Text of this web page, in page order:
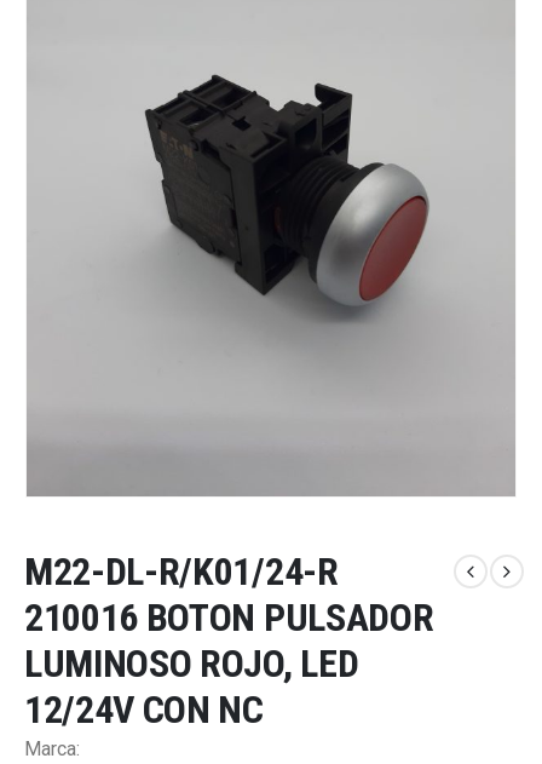
M22-DL-R/K01/24-R
210016 BOTON PULSADOR
LUMINOSO ROJO, LED
12/24V CON NC
Marca: